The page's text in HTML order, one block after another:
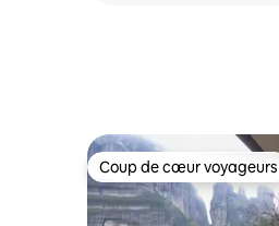
Coup de cœur voyageurs
Coup de cœur voyageurs